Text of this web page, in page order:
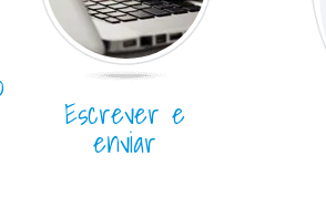
Escrever e
enviar